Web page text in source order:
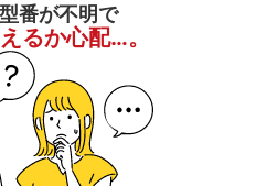
番が不明で
るか心配…。